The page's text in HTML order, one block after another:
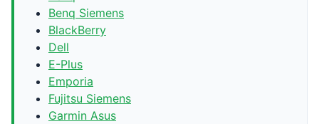
Benq Siemens
BlackBerry
Dell
E-Plus
Emporia
Fujitsu Siemens
Garmin Asus